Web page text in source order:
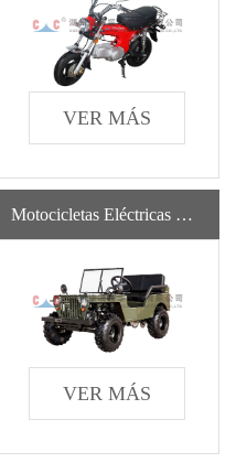
VER MÁS
Motocicletas Eléctricas Eléctricas De La Batería De Plomo-Ácido De La Fabricación Profesional De JP 500w
VER MÁS